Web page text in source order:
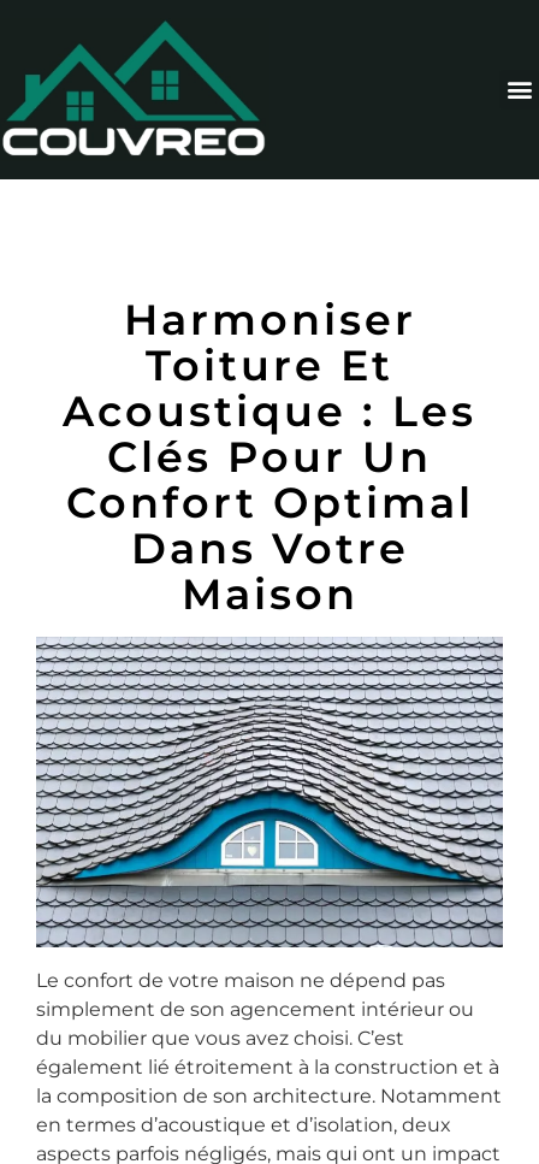
Harmoniser
Toiture Et
Acoustique : Les
Clés Pour Un
Confort Optimal
Dans Votre
Maison
Le confort de votre maison ne dépend pas
simplement de son agencement intérieur ou
du mobilier que vous avez choisi. C’est
également lié étroitement à la construction et à
la composition de son architecture. Notamment
en termes d’acoustique et d’isolation, deux
aspects parfois négligés, mais qui ont un impact